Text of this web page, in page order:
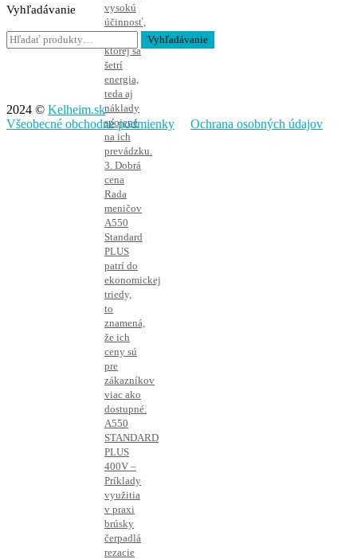
vysokú
účinnosť,
ktorej sa
šetrí
energia,
teda aj
náklady
spojené
na ich
prevádzku.
3. Dobrá
cena
Rada
meničov
A550
Standard
PLUS
patrí do
ekonomickej
triedy,
to
znamená,
že ich
ceny sú
pre
zákazníkov
viac ako
dostupné.
A550
STANDARD
PLUS
400V –
Príklady
využitia
v praxi
brúsky
čerpadlá
rezacie
Vyhľadávanie
Hľadať: Vyhľadávanie
2024 © Kelheim.sk
Všeobecné obchodné podmienky
Ochrana osobných údajov